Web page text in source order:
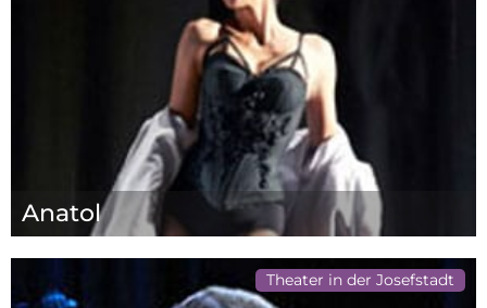
Anatol
Theater in der Josefstadt